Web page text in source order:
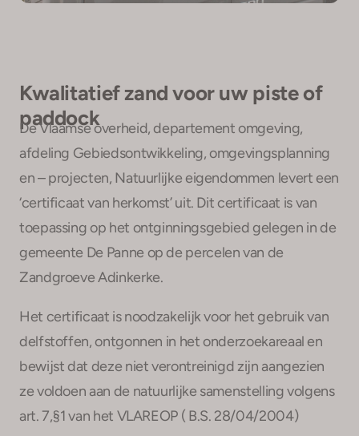
Kwalitatief zand voor uw piste of
paddock
De Vlaamse overheid, departement omgeving,
afdeling Gebiedsontwikkeling, omgevingsplanning
en – projecten, Natuurlijke eigendommen levert een
‘certificaat van herkomst’ uit. Dit certificaat is van
toepassing op het ontginningsgebied gelegen in de
gemeente De Panne op de percelen van de
Zandgroeve Adinkerke.
Het certificaat is noodzakelijk voor het gebruik van
delfstoffen, ontgonnen in het onderzoekareaal en
bewijst dat deze niet verontreinigd zijn aangezien
ze voldoen aan de natuurlijke samenstelling volgens
art. 7,§1 van het VLAREOP ( B.S. 28/04/2004)